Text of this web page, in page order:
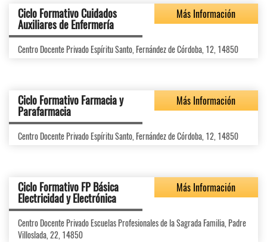
Ciclo Formativo Cuidados
Auxiliares de Enfermería
Más Información
Centro Docente Privado Espíritu Santo, Fernández de Córdoba, 12, 14850
Ciclo Formativo Farmacia y
Parafarmacia
Más Información
Centro Docente Privado Espíritu Santo, Fernández de Córdoba, 12, 14850
Ciclo Formativo FP Básica
Electricidad y Electrónica
Más Información
Centro Docente Privado Escuelas Profesionales de la Sagrada Familia, Padre
Villoslada, 22, 14850